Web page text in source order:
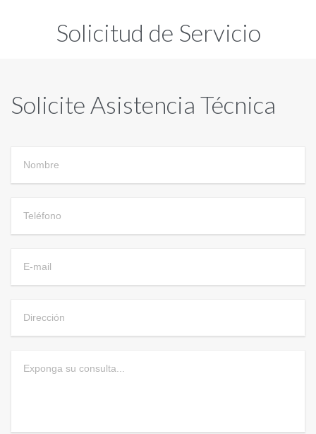
Solicitud de Servicio
Solicite Asistencia Técnica